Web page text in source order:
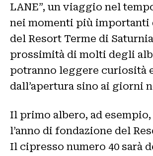
LANE”, un viaggio nel
nei momenti più importanti
del Resort Terme di
prossimità di molti degli
potranno leggere curiosità
dall’apertura sino ai giorni
Il primo albero, ad
l’anno di fondazione del
Il cipresso numero 40 sarà